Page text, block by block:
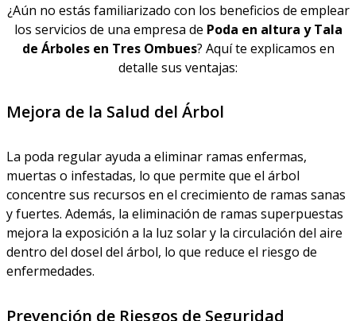
¿Aún no estás familiarizado con los beneficios de emplear
los servicios de una empresa de Poda en altura y Tala
de Árboles en Tres Ombues? Aquí te explicamos en
detalle sus ventajas:
Mejora de la Salud del Árbol
La poda regular ayuda a eliminar ramas enfermas,
muertas o infestadas, lo que permite que el árbol
concentre sus recursos en el crecimiento de ramas sanas
y fuertes. Además, la eliminación de ramas superpuestas
mejora la exposición a la luz solar y la circulación del aire
dentro del dosel del árbol, lo que reduce el riesgo de
enfermedades.
Prevención de Riesgos de Seguridad